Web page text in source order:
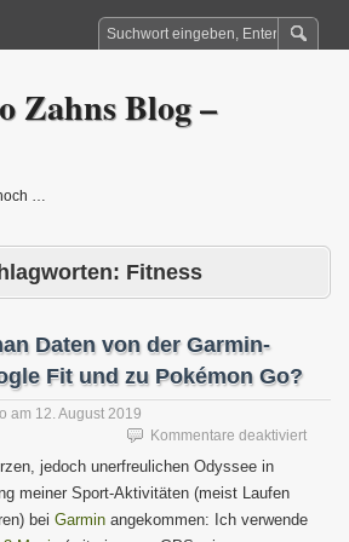
Zahns Blog –
…
Fitness
Daten von der Garmin-
Fit und zu Pokémon Go?
am 12. August 2019
Kommentare deaktiviertfür
Daten
jedoch unerfreulichen Odyssee in
meiner Sport-Aktivitäten (meist Laufen
bei Garmin angekommen: Ich verwende